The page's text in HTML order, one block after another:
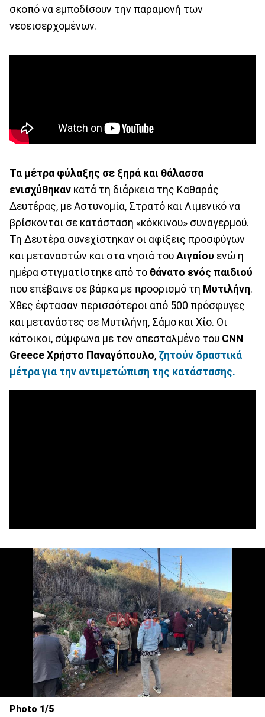
σκοπό να εμποδίσουν την παραμονή των
νεοεισερχομένων.
Τα μέτρα φύλαξης σε ξηρά και θάλασσα
ενισχύθηκαν κατά τη διάρκεια της Καθαράς
Δευτέρας, με Αστυνομία, Στρατό και Λιμενικό να
βρίσκονται σε κατάσταση «κόκκινου» συναγερμού.
Τη Δευτέρα συνεχίστηκαν οι αφίξεις προσφύγων
και μεταναστών και στα νησιά του Αιγαίου ενώ η
ημέρα στιγματίστηκε από το θάνατο ενός παιδιού
που επέβαινε σε βάρκα με προορισμό τη Μυτιλήνη.
Χθες έφτασαν περισσότεροι από 500 πρόσφυγες
και μετανάστες σε Μυτιλήνη, Σάμο και Χίο. Οι
κάτοικοι, σύμφωνα με τον απεσταλμένο του CNN
Greece Χρήστο Παναγόπουλο, ζητούν δραστικά
μέτρα για την αντιμετώπιση της κατάστασης.
Photo 1/5